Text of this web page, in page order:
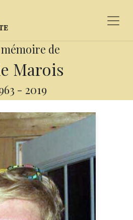
de
Marois
- 2019